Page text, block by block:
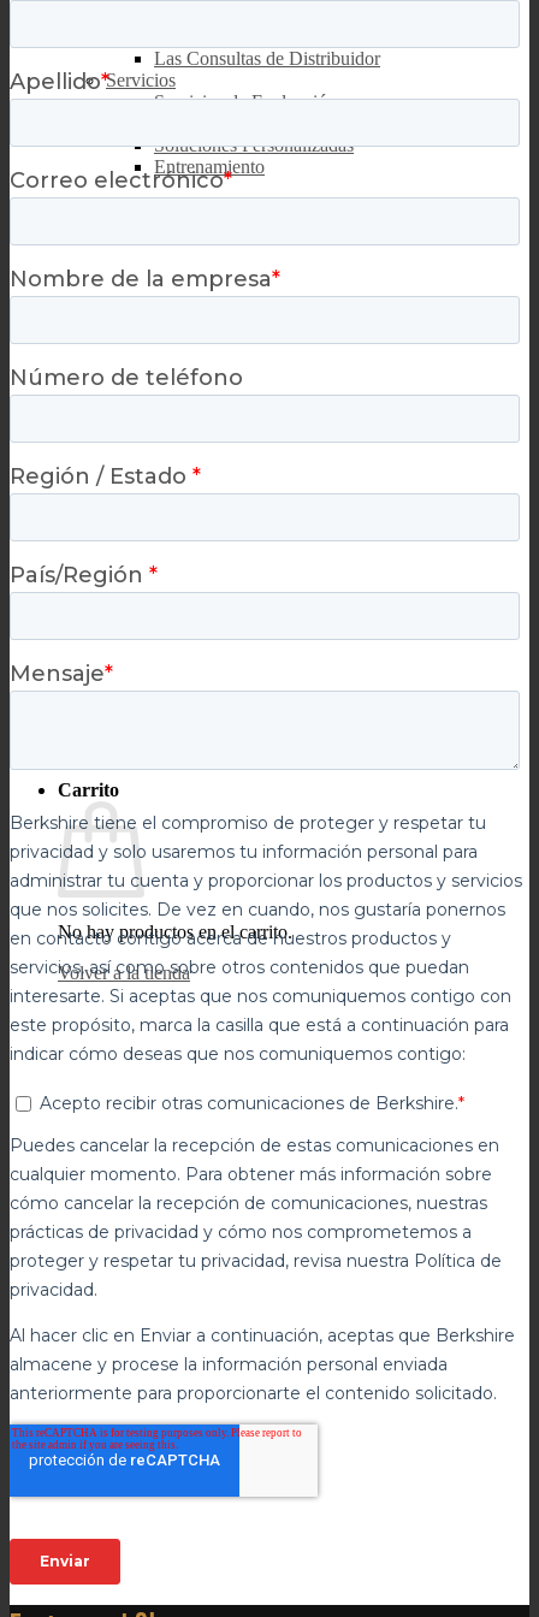
Las Consultas de Distribuidor
Servicios
Servicios de Evaluación
Soluciones Personalizadas
Entrenamiento
Carrito
No hay productos en el carrito.
Volver a la tienda